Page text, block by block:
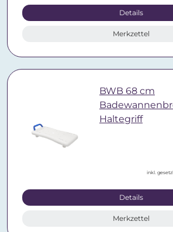
Details
Merkzettel
BWB 68 cm
Haltegriff
inkl.
Details
Merkzettel